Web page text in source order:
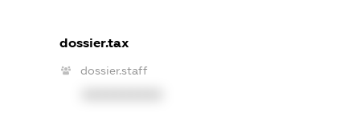
dossier.tax
dossier.staff